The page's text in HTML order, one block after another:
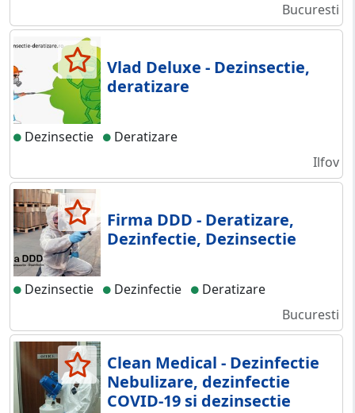
Bucuresti
Vlad Deluxe - Dezinsectie,
deratizare
Dezinsectie
Deratizare
Ilfov
Firma DDD - Deratizare,
Dezinfectie, Dezinsectie
Dezinsectie Dezinfectie
Deratizare
Bucuresti
Clean Medical - Dezinfectie
Nebulizare, dezinfectie
COVID-19 si dezinsectie